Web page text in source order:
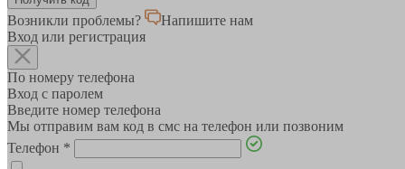
Возникли проблемы?
Напишите нам
Вход или регистрация
По номеру телефона
Вход с паролем
Введите номер телефона
Мы отправим вам код в смс на телефон или позвоним
Телефон *